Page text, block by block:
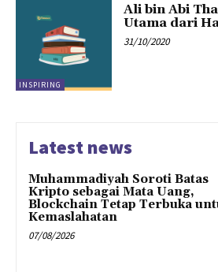
INSPIRING
Ali bin Abi
Utama dari
31/10/2020
Latest news
Muhammadiyah Soroti Batas
Kripto sebagai Mata Uang,
Blockchain Tetap Terbuka
Kemaslahatan
07/08/2026